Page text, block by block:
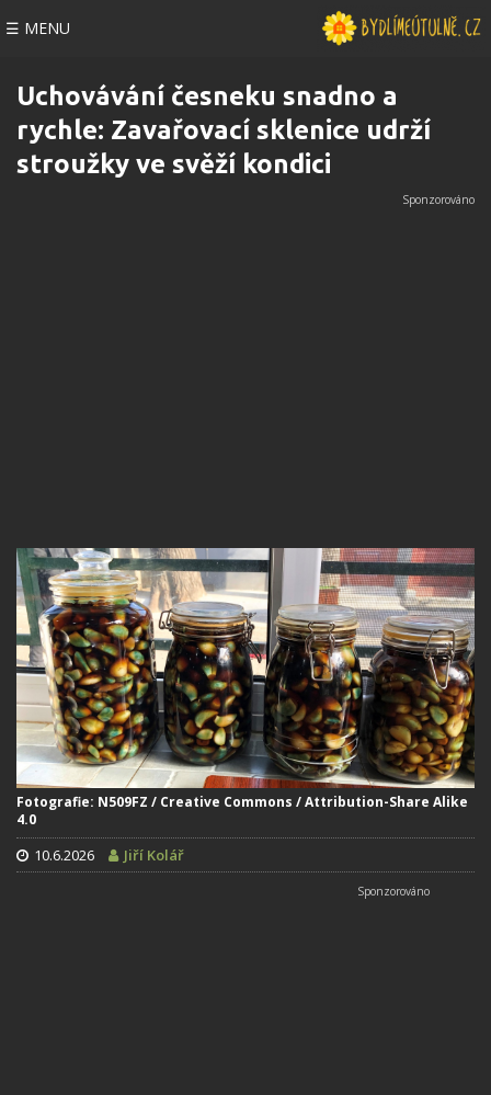
☰ MENU
Uchovávání česneku snadno a
rychle: Zavařovací sklenice udrží
stroužky ve svěží kondici
Fotografie: N509FZ / Creative Commons / Attribution-Share Alike
4.0
10.6.2026 Jiří Kolář